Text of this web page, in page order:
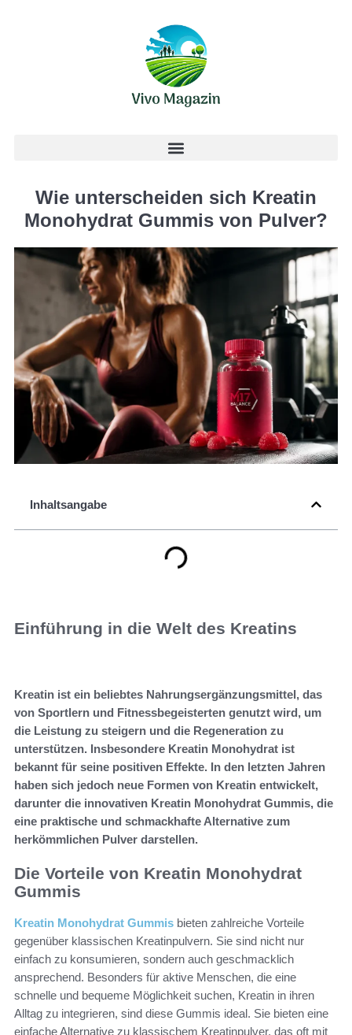
Wie unterscheiden sich Kreatin
Monohydrat Gummis von Pulver?
Inhaltsangabe
Einführung in die Welt des Kreatins
Kreatin ist ein beliebtes Nahrungsergänzungsmittel, das
von Sportlern und Fitnessbegeisterten genutzt wird, um
die Leistung zu steigern und die Regeneration zu
unterstützen. Insbesondere Kreatin Monohydrat ist
bekannt für seine positiven Effekte. In den letzten Jahren
haben sich jedoch neue Formen von Kreatin entwickelt,
darunter die innovativen Kreatin Monohydrat Gummis, die
eine praktische und schmackhafte Alternative zum
herkömmlichen Pulver darstellen.
Die Vorteile von Kreatin Monohydrat
Gummis
Kreatin Monohydrat Gummis bieten zahlreiche Vorteile
gegenüber klassischen Kreatinpulvern. Sie sind nicht nur
einfach zu konsumieren, sondern auch geschmacklich
ansprechend. Besonders für aktive Menschen, die eine
schnelle und bequeme Möglichkeit suchen, Kreatin in ihren
Alltag zu integrieren, sind diese Gummis ideal. Sie bieten eine
einfache Alternative zu klassischem Kreatinpulver, das oft mit